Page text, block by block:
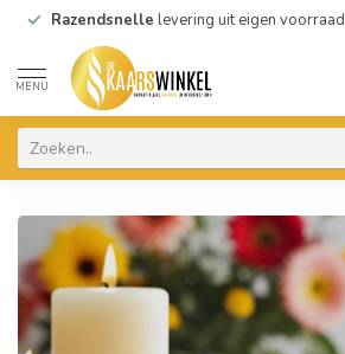
Razendsnelle levering uit eigen voorraad
MENU